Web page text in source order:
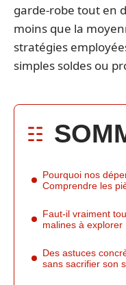
garde-robe tout en
moins que la
stratégies
simples soldes ou
Pourquoi nos
Comprendre les
Faut-il vraiment
malines à explorer
Des astuces
sans sacrifier son